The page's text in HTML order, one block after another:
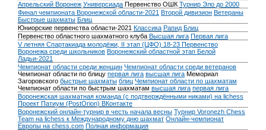
Апрельский Воронеж Универсиада Первенство ОШК Турнир Эло до 2000
Финал чемпионата Воронежской области-2021 Второй дивизион Ветераны
Быстрые шахматы Блиц
Юниорские первенства области-2021 Классика Рапид Блиц
Первенство областного шахматного клуба Высшая лига Первая лига
V летняя Спартакиада молодёжи, II этап (ЦФО) 18-23 Первенство
Воронежа среди школьников Воронежский областной этап Белой
Ладьи-2021
Чемпионат области среди женщин Чемпионат области среди ветеранов
Чемпионат области по блицу первая лига высшая лига Мемориал
Загоровского быстрые шахматы блиц Чемпионат области по шахматам
Чемпионат области по быстрым шахматам высшая лига первая лига
Воронежская шахматная команда (с подтверждёнными никами) на lichess
Проект Патиум (PostOrion) ВКонтакте
Воронежский онлайн-турнир в честь начала весны Турнир Voronezh Chess
Team на lichess к Международному дню шахмат Онлайн-чемпионат
Европы на chess.com Полная информация